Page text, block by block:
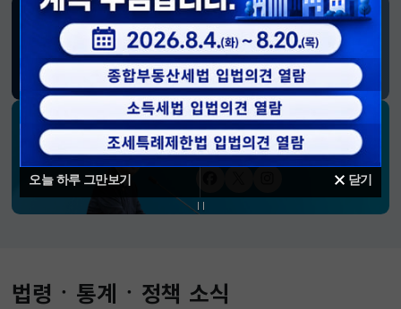
오늘 하루 그만보기 닫기
재정경제부 SNS 소식
블로그페이스북트위터(X)유튜브인스타그램
소통하는 경제 리더 구윤철 장관의
SNS 채널
법령ㆍ통계ㆍ정책 소식